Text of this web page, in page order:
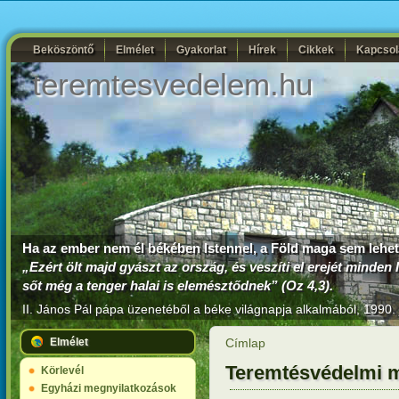
Beköszöntő Elmélet Gyakorlat Hírek Cikkek
teremtesvedelem.hu
Ha az ember nem él békében Istennel, a Föld maga sem
„Ezért ölt majd gyászt az ország, és veszíti el erejét minden
sőt még a tenger halai is elemésztődnek” (Oz 4,3).
II. János Pál pápa üzenetéből a béke világnapja alkalmából,
Elmélet
Körlevél
Egyházi megnyilatkozások
Címlap
Teremtésvédelmi